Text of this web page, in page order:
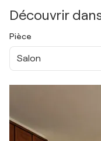
Découvrir
Pièce
Salon